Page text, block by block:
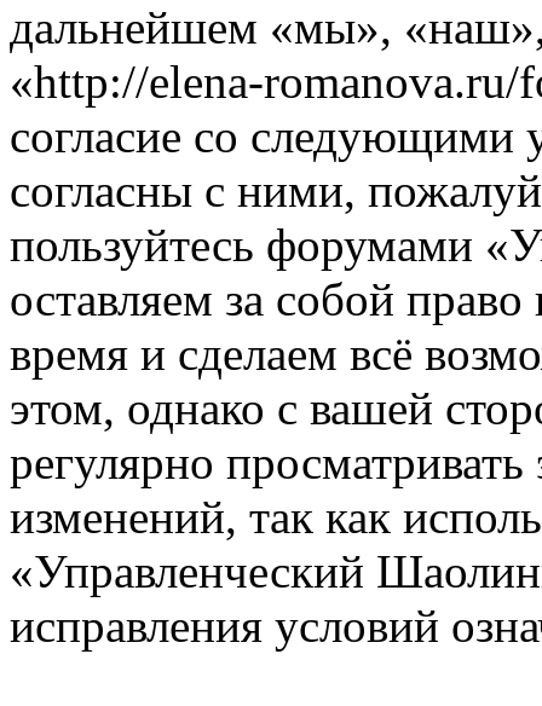
дальнейшем «мы»,
«http://elena-romanova.ru/
согласие со следующими
согласны с ними,
пользуйтесь форумами
оставляем за собой
время и сделаем всё
этом, однако с вашей
регулярно просматривать
изменений, так как
«Управленческий
исправления условий